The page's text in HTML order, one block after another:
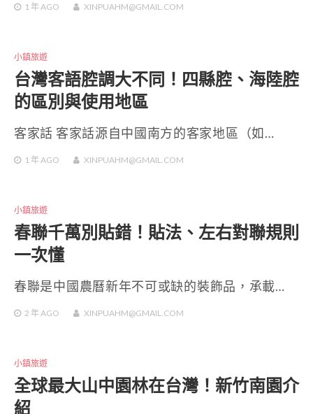
1 年 AGO XINPUAHM@GMAIL.COM
小鎮旅遊
台灣客語腔調大不同！四縣腔、海陸腔
的區別與使用地區
客家話 客家話源自中國南方的客家地區（如…
1 年 AGO XINPUAHM@GMAIL.COM
小鎮旅遊
春聯千萬別貼錯！貼法、左右對聯規則
一次懂
春聯是中國農曆新年不可或缺的裝飾品，承載…
2 年 AGO XINPUAHM@GMAIL.COM
小鎮旅遊
全球最大山中園林在台灣！新竹南園介
紹